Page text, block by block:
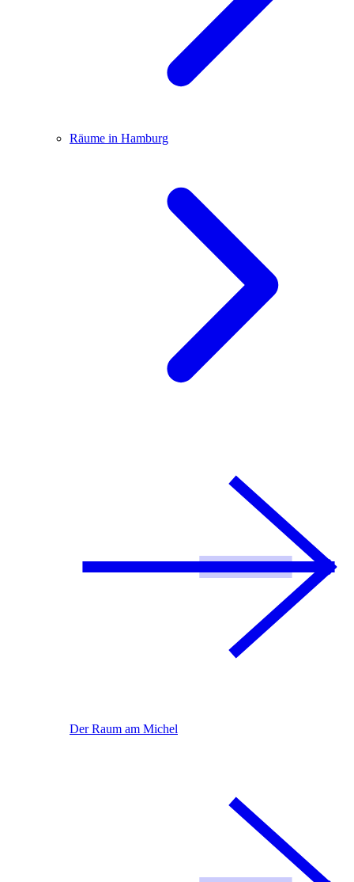
Räume in Hamburg
Der Raum am Michel